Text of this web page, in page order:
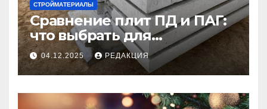
СТРОЙМАТЕРИАЛЫ
Сравнение плит ПД и ПАГ:
что выбрать для
долговечного и прочного
покрытия
04.12.2025 РЕДАКЦИЯ